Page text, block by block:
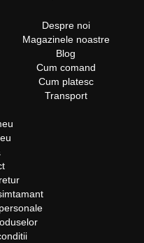
Despre noi
Magazinele noastre
Blog
Cum comand
Cum platesc
Transport